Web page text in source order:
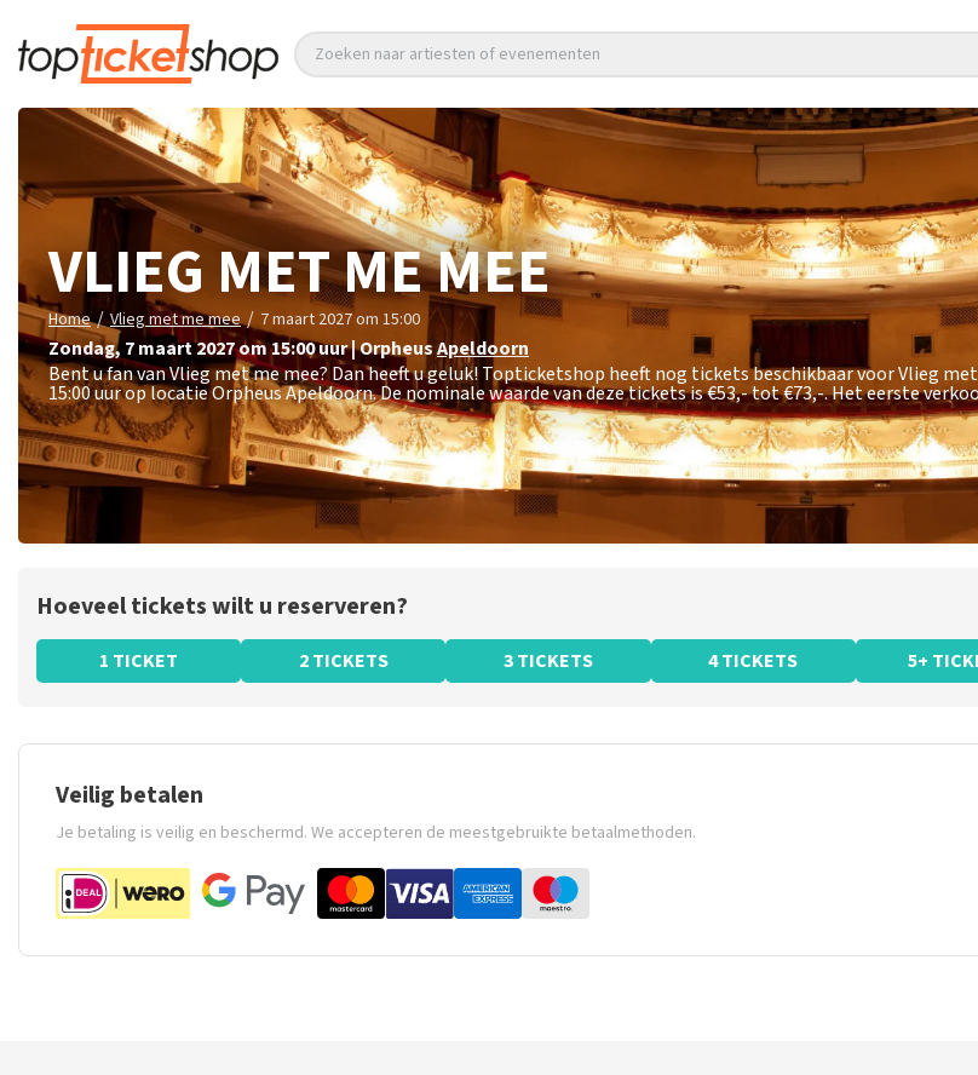
Zoeken naar artiesten of evenementen
VLIEG MET ME MEE
Home / Vlieg met me mee / 7 maart 2027 om 15:00
zondag, 7 maart 2027 om 15:00uur|OrpheusApeldoorn
Bent u fan van Vlieg met me mee? Dan heeft u geluk! Topticketshop heeft nog tickets beschikbaar voor Vlieg
15:00 uur op locatie Orpheus Apeldoorn. De nominale waarde van deze tickets is€53,- tot €73,-. Het eerste
Hoeveel tickets wilt u reserveren?
1 TICKET 2 TICKETS 3 TICKETS 4 TICKETS 5+
Veilig betalen
Je betaling is veilig en beschermd. We accepteren de meestgebruikte betaalmethoden.